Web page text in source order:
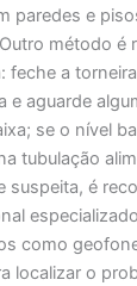
paredes e
método é
feche a
e aguarde
se o nível
tubulação
suspeita, é
como
localizar o